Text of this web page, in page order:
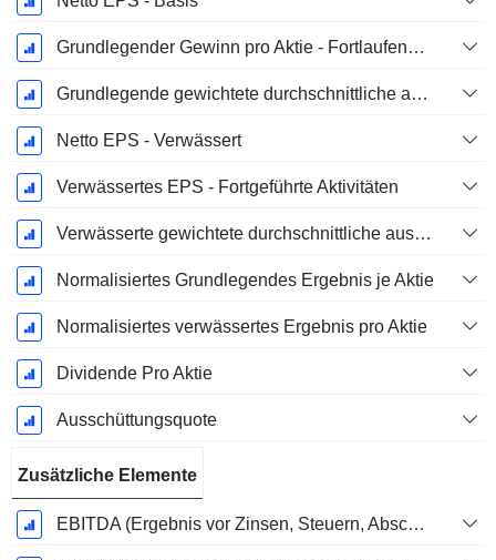
Grundlegender Gewinn pro Aktie - Fortlaufende Geschäftstätigkeit
Grundlegende gewichtete durchschnittliche ausstehende Aktien
Netto EPS - Verwässert
Verwässertes EPS - Fortgeführte Aktivitäten
Verwässerte gewichtete durchschnittliche ausstehende Aktien
Normalisiertes Grundlegendes Ergebnis je Aktie
Normalisiertes verwässertes Ergebnis pro Aktie
Dividende Pro Aktie
Ausschüttungsquote
Zusätzliche Elemente
EBITDA (Ergebnis vor Zinsen, Steuern, Abschreibungen auf immaterielle Vermögenswerte und Sachanlagen)